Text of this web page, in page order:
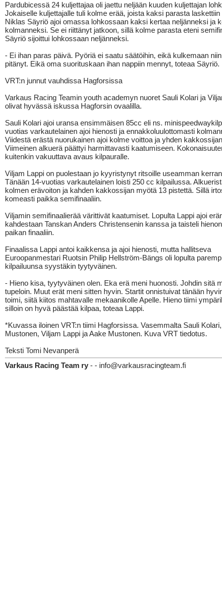
Pardubicessä 24 kuljettajaa oli jaettu neljään kuuden kuljettajan
Jokaiselle kuljettajalle tuli kolme erää, joista kaksi parasta laskettiin
Niklas Säyriö ajoi omassa lohkossaan kaksi kertaa neljänneksi ja
kolmanneksi. Se ei riittänyt jatkoon, sillä kolme parasta eteni
Säyriö sijoittui lohkossaan neljänneksi.
- Ei ihan paras päivä. Pyöriä ei saatu säätöihin, eikä kulkemaan
pitänyt. Eikä oma suorituskaan ihan nappiin mennyt, toteaa Säyriö.
VRT:n junnut vauhdissa Hagforsissa
Varkaus Racing Teamin youth academyn nuoret Sauli Kolari ja
olivat hyvässä iskussa Hagforsin ovaalilla.
Sauli Kolari ajoi uransa ensimmäisen 85cc eli ns.
vuotias varkautelainen ajoi hienosti ja ennakkoluulottomasti
Viidestä erästä nuorukainen ajoi kolme voittoa ja yhden
Viimeinen alkuerä päättyi harmittavasti kaatumiseen.
kuitenkin vakuuttava avaus kilpauralle.
Viljam Lappi on puolestaan jo kyyristynyt ritsoille useamman
Tänään 14-vuotias varkautelainen loisti 250 cc kilpailussa.
kolmen erävoiton ja kahden kakkossijan myötä 13 pistettä. Sillä
komeasti paikka semifinaaliin.
Viljamin semifinaalierää värittivät kaatumiset. Lopulta Lappi ajoi
kahdestaan Tanskan Anders Christensenin kanssa ja taisteli
paikan finaaliin.
Finaalissa Lappi antoi kaikkensa ja ajoi hienosti, mutta hallitseva
Euroopanmestari Ruotsin Philip Hellström-Bängs oli lopulta
kilpailuunsa syystäkin tyytyväinen.
- Hieno kisa, tyytyväinen olen. Eka erä meni huonosti. Johdin sitä
tupeloin. Muut erät meni sitten hyvin. Startit onnistuivat tänään
toimi, siitä kiitos mahtavalle mekaanikolle Apelle. Hieno tiimi
silloin on hyvä päästää kilpaa, toteaa Lappi.
*Kuvassa iloinen VRT:n tiimi Hagforsissa. Vasemmalta Sauli
Mustonen, Viljam Lappi ja Aake Mustonen. Kuva VRT tiedotus.
Teksti Tomi Nevanperä
Varkaus Racing Team ry - - info@varkausracingteam.fi